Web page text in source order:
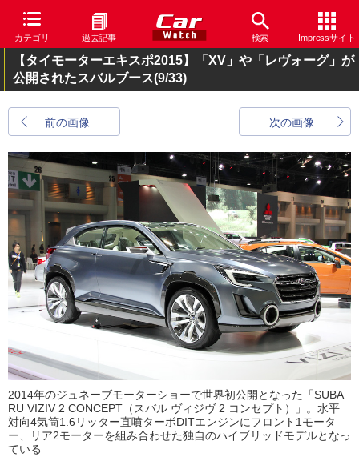
カテゴリ 過去記事 検索 Impressサイト
【タイモーターエキスポ2015】「XV」や「レヴォーグ」が
公開されたスバルブース(9/33)
前の画像 次の画像
2014年のジュネーブモーターショーで世界初公開となった「SUBA
RU VIZIV 2 CONCEPT（スバル ヴィジヴ 2 コンセプト）」。水平
対向4気筒1.6リッター直噴ターボDITエンジンにフロント1モータ
ー、リア2モーターを組み合わせた独自のハイブリッドモデルとなっ
ている